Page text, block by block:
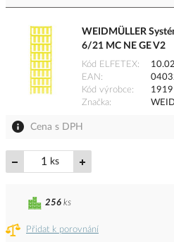
WEIDMÜLLER
6/21 MC NE GE V2
Kód ELFETEX
EAN
Kód výrobce
Značka
Cena s DPH
ks
Přidat k porovnání
256 ks